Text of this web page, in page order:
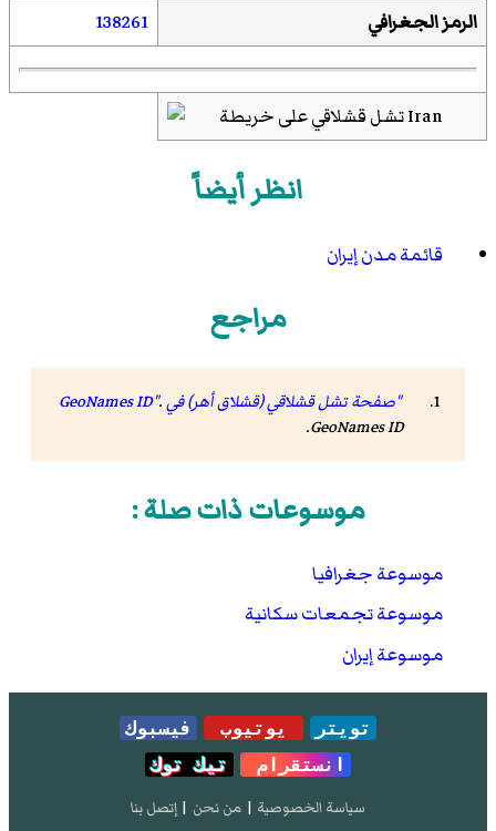
الرمز الجغرافي
138261
انظر أيضاً
قائمة مدن إيران
مراجع
"صفحة تشل قشلاقي (قشلاق أهر) في GeoNames ID".
GeoNames ID
.
موسوعات ذات صلة :
موسوعة جغرافيا
موسوعة تجمعات سكانية
موسوعة إيران
تويتر يوتيوب
فيسبوك
انستقرام
تيك توك
سياسة الخصوصية | من نحن | إتصل بنا